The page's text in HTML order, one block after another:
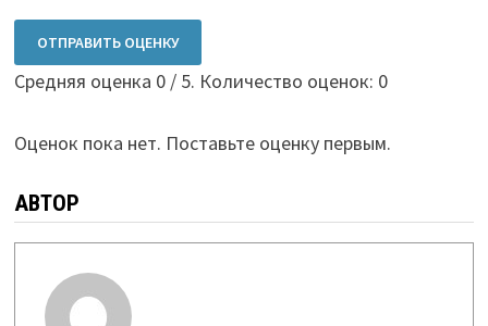
ОТПРАВИТЬ ОЦЕНКУ
Средняя оценка 0/ 5. Количество оценок: 0
Оценок пока нет. Поставьте оценку первым.
АВТОР